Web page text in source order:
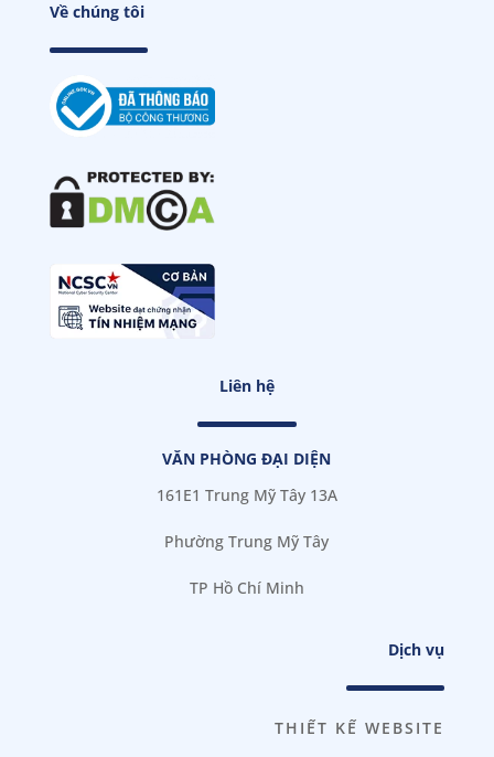
Về chúng tôi
Liên hệ
VĂN PHÒNG ĐẠI DIỆN
161E1 Trung Mỹ Tây 13A
Phường Trung Mỹ Tây
TP Hồ Chí Minh
Dịch vụ
THIẾT KẾ WEBSITE